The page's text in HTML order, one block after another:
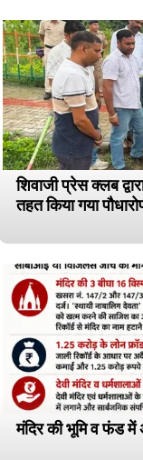
शिवाजी प्रेस क्लब
तहत किया गया
मंदिर की भूमि व फंड में